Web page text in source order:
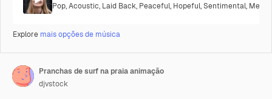
Pop,Acoustic, Laid Back, Peaceful, Hopeful,Sentimental,
Explore mais opções de música
Pranchas de surf na praia animação
djvstock